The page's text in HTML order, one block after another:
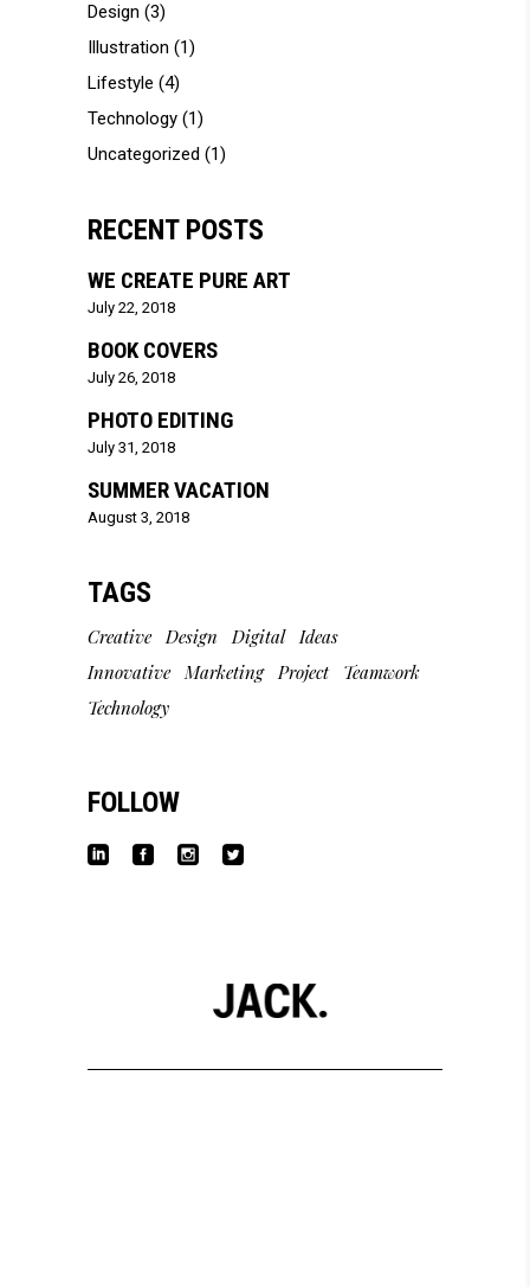
Design (3)
Illustration (1)
Lifestyle (4)
Technology (1)
Uncategorized (1)
RECENT POSTS
WE CREATE PURE ART
July 22, 2018
BOOK COVERS
July 26, 2018
PHOTO EDITING
July 31, 2018
SUMMER VACATION
August 3, 2018
TAGS
Creative Design Digital Ideas
Innovative Marketing Project
Teamwork
Technology
FOLLOW